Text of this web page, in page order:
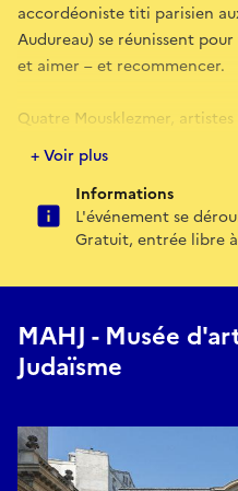
accordéoniste titi parisien
Audureau) se réunissent
et aimer – et recommencer.
Quatre Mousklezmer,
électro orientale et hard
et nuits folles de Frishman,
oranaises…
Cramponnez-vous, ça va
Avec le soutien de la Dilcrah
+ Voir plus
Informations
L'événement se
Gratuit, entrée libre
MAHJ - Musée
Judaïsme